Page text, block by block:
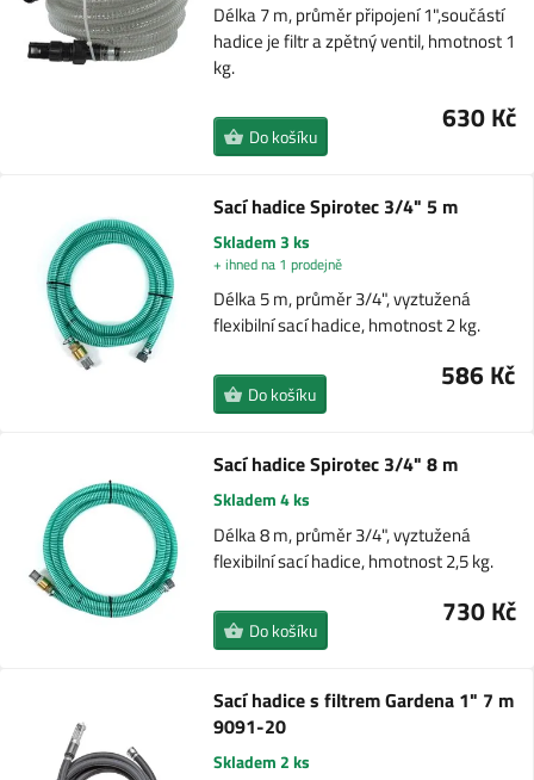
Délka 7 m, průměr připojení 1",součástí
hadice je filtr a zpětný ventil, hmotnost 1
kg.
630 Kč
Do košíku
Sací hadice Spirotec 3/4" 5 m
Skladem 3 ks
+ ihned na 1 prodejně
Délka 5 m, průměr 3/4", vyztužená
flexibilní sací hadice, hmotnost 2 kg.
586 Kč
Do košíku
Sací hadice Spirotec 3/4" 8 m
Skladem 4 ks
Délka 8 m, průměr 3/4", vyztužená
flexibilní sací hadice, hmotnost 2,5 kg.
730 Kč
Do košíku
Sací hadice s filtrem Gardena 1" 7 m
9091-20
Skladem 2 ks